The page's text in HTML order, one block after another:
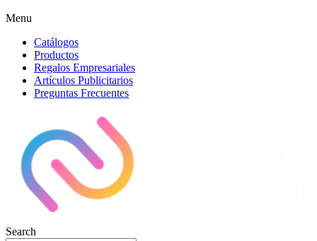
Menu
Catálogos
Productos
Regalos Empresariales
Artículos Publicitarios
Preguntas Frecuentes
Search